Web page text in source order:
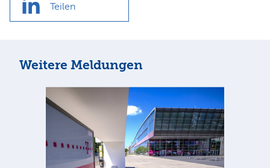
Teilen
Weitere Meldungen